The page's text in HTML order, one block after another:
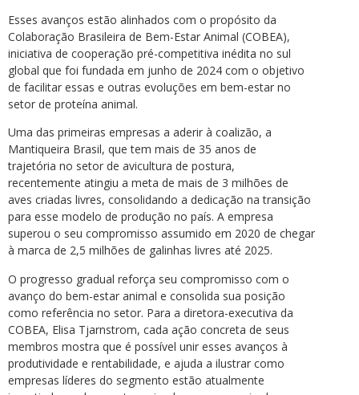
Esses avanços estão alinhados com o propósito da
Colaboração Brasileira de Bem-Estar Animal (COBEA),
iniciativa de cooperação pré-competitiva inédita no sul
global que foi fundada em junho de 2024 com o objetivo
de facilitar essas e outras evoluções em bem-estar no
setor de proteína animal.
Uma das primeiras empresas a aderir à coalizão, a
Mantiqueira Brasil, que tem mais de 35 anos de
trajetória no setor de avicultura de postura,
recentemente atingiu a meta de mais de 3 milhões de
aves criadas livres, consolidando a dedicação na transição
para esse modelo de produção no país. A empresa
superou o seu compromisso assumido em 2020 de chegar
à marca de 2,5 milhões de galinhas livres até 2025.
O progresso gradual reforça seu compromisso com o
avanço do bem-estar animal e consolida sua posição
como referência no setor. Para a diretora-executiva da
COBEA, Elisa Tjarnstrom, cada ação concreta de seus
membros mostra que é possível unir esses avanços à
produtividade e rentabilidade, e ajuda a ilustrar como
empresas líderes do segmento estão atualmente